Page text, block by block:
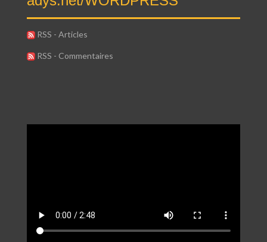
RSS - Articles
RSS - Commentaires